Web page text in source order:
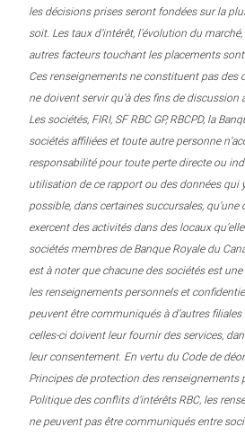
les décisions prises seront fondées sur la
soit. Les taux d’intérêt, l’évolution du
autres facteurs touchant les placements
Ces renseignements ne constituent pas des
ne doivent servir qu’à des fins de discussion
Les sociétés, FIRI, SF RBC GP, RBCPD, la
sociétés affiliées et toute autre personne
responsabilité pour toute perte directe ou
utilisation de ce rapport ou des données qui
possible, dans certaines succursales,
exercent des activités dans des locaux
sociétés membres de Banque Royale du
est à noter que chacune des sociétés est
les renseignements personnels et
peuvent être communiqués à d’autres
celles-ci doivent leur fournir des services,
leur consentement. En vertu du Code de
Principes de protection des renseignements
Politique des conflits d’intérêts RBC, les
ne peuvent pas être communiqués entre